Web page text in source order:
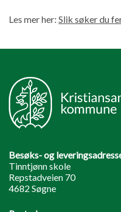
Les mer her: Slik søker du
Besøks- og
Tinntjønn skole
Repstadveien 70
4682 Søgne